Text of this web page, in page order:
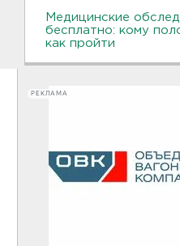
Медицинские
бесплатно: кому
как пройти
РЕКЛАМА